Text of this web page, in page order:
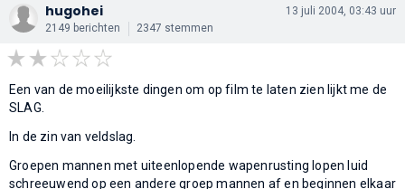
hugohei
2149 berichten 2347 stemmen
13 juli 2004, 03:43 uur
Een van de moeilijkste dingen om op film te laten zien lijkt me de
SLAG.
In de zin van veldslag.
Groepen mannen met uiteenlopende wapenrusting lopen luid
schreeuwend op een andere groep mannen af en beginnen elkaar